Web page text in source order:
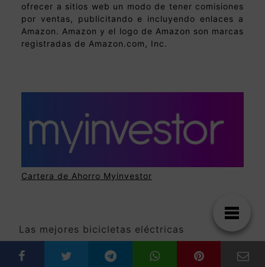
ofrecer a sitios web un modo de tener comisiones
por ventas, publicitando e incluyendo enlaces a
Amazon. Amazon y el logo de Amazon son marcas
registradas de Amazon.com, Inc.
Cartera de Ahorro Myinvestor
Las mejores bicicletas eléctricas